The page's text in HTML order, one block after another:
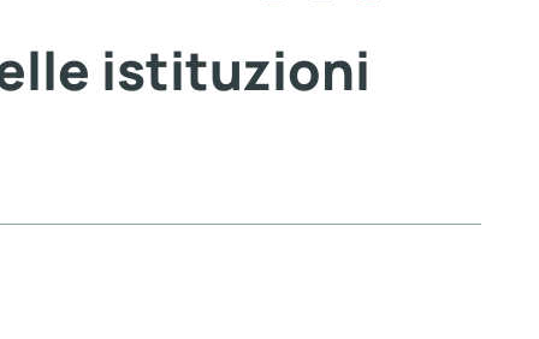
istituzioni